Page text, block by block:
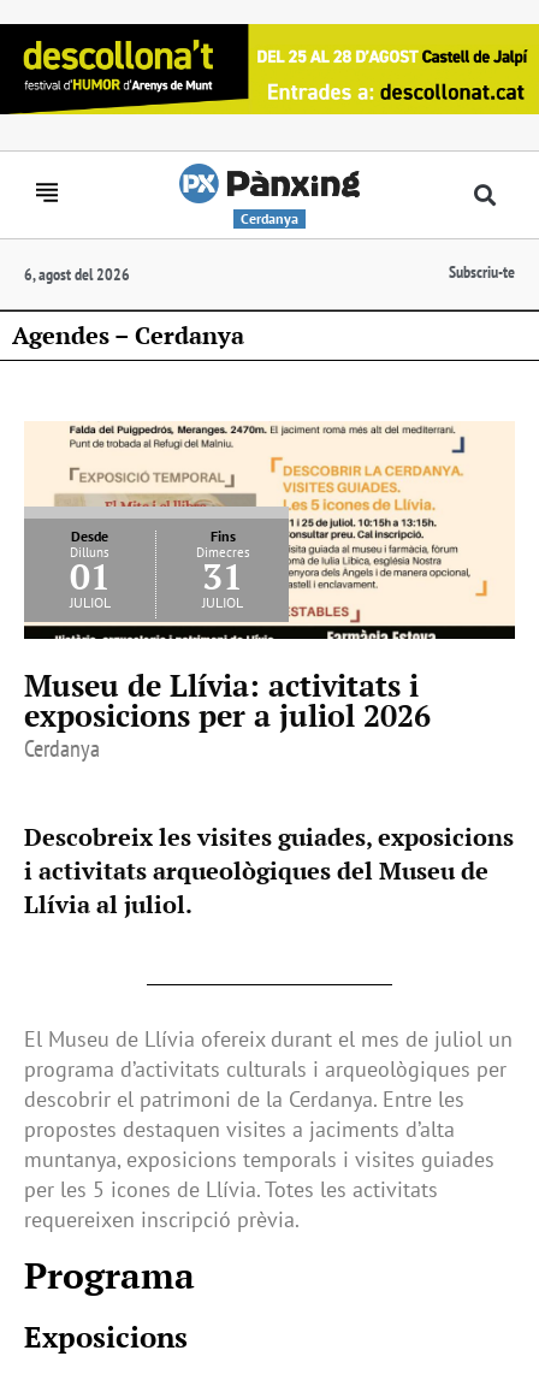
Cerdanya
6, agost del 2026 Subscriu-te
Agendes – Cerdanya
Desde
Dilluns
01
juliol
Fins
Dimecres
31
juliol
Museu de Llívia: activitats i
exposicions per a juliol 2026
Cerdanya
Descobreix les visites guiades, exposicions
i activitats arqueològiques del Museu de
Llívia al juliol.
El Museu de Llívia ofereix durant el mes de juliol un
programa d’activitats culturals i arqueològiques per
descobrir el patrimoni de la Cerdanya. Entre les
propostes destaquen visites a jaciments d’alta
muntanya, exposicions temporals i visites guiades
per les 5 icones de Llívia. Totes les activitats
requereixen inscripció prèvia.
Programa
Exposicions